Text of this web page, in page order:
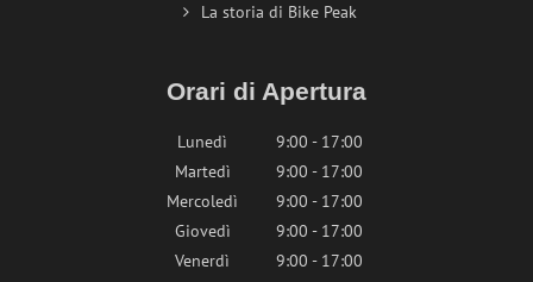
La storia di Bike Peak
Orari di Apertura
Lunedì
9:00 - 17:00
Martedì
9:00 - 17:00
Mercoledì
9:00 - 17:00
Giovedì
9:00 - 17:00
Venerdì
9:00 - 17:00